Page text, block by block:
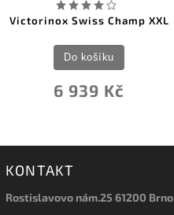
Victorinox Swiss Champ XXL
6 939 Kč
Do košíku
KONTAKT
Rostislavovo nám.25 61200 Brno